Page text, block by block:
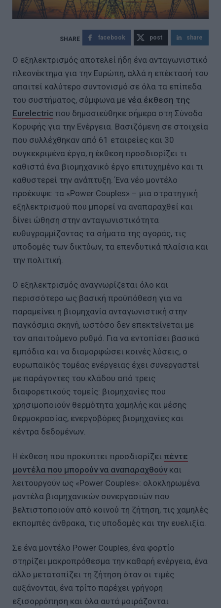
facebook post share
Ο εξηλεκτρισμός αποτελεί ήδη ένα ανταγωνιστικό
πλεονέκτημα για την Ευρώπη, αλλά η επέκτασή του
απαιτεί καλύτερο συντονισμό σε όλα τα επίπεδα
του συστήματος, σύμφωνα με νέα έκθεση της
Eurelectric που δημοσιεύθηκε σήμερα στη Σύνοδο
Κορυφής για την Ενέργεια. Βασιζόμενη σε στοιχεία
που συλλέχθηκαν από 61 εταιρείες και 30
συγκεκριμένα έργα, η έκθεση προσδιορίζει τι
καθιστά ένα βιομηχανικό έργο επιτυχημένο και τι
καθυστερεί την ανάπτυξη. Ένα νέο μοντέλο
προέκυψε: τα «Power Couples» – μια στρατηγική
εξηλεκτρισμού που μπορεί να αναπαραχθεί και
δίνει ώθηση στην ανταγωνιστικότητα
ευθυγραμμίζοντας τα σήματα της αγοράς, τις
υποδομές των δικτύων, τα επενδυτικά πλαίσια και
την πολιτική.
Ο εξηλεκτρισμός αναγνωρίζεται όλο και
περισσότερο ως βασική προϋπόθεση για να
παραμείνει η βιομηχανία ανταγωνιστική στην
παγκόσμια σκηνή, ωστόσο δεν επεκτείνεται με
τον απαιτούμενο ρυθμό. Για να εντοπίσει βασικά
εμπόδια και να διαμορφώσει κοινές λύσεις, ο
ευρωπαϊκός τομέας ενέργειας έχει συνεργαστεί
με παράγοντες του κλάδου από τρεις
διαφορετικούς τομείς: βιομηχανίες που
χρησιμοποιούν θερμότητα χαμηλής και μέσης
θερμοκρασίας, ενεργοβόρες βιομηχανίες και
κέντρα δεδομένων.
Η έκθεση που προκύπτει προσδιορίζει πέντε
μοντέλα που μπορούν να αναπαραχθούνκαι
λειτουργούν ως «Power Couples»: ολοκληρωμένα
μοντέλα βιομηχανικών συνεργασιών που
βελτιστοποιούν από κοινού τη ζήτηση, τις χαμηλές
εκπομπές άνθρακα, τις υποδομές και την ευελιξία.
Σε ένα μοντέλο Power Couples, ένα φορτίο
στηρίζει μακροπρόθεσμα την καθαρή ενέργεια, ένα
άλλο μετατοπίζει τη ζήτηση όταν οι τιμές
αυξάνονται, ένα τρίτο παρέχει γρήγορη
εξισορρόπηση και όλα αυτά μοιράζονται